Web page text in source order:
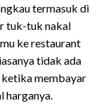
termasuk di
tuk-tuk nakal
ke restaurant
tidak ada
ketika membayar
harganya.